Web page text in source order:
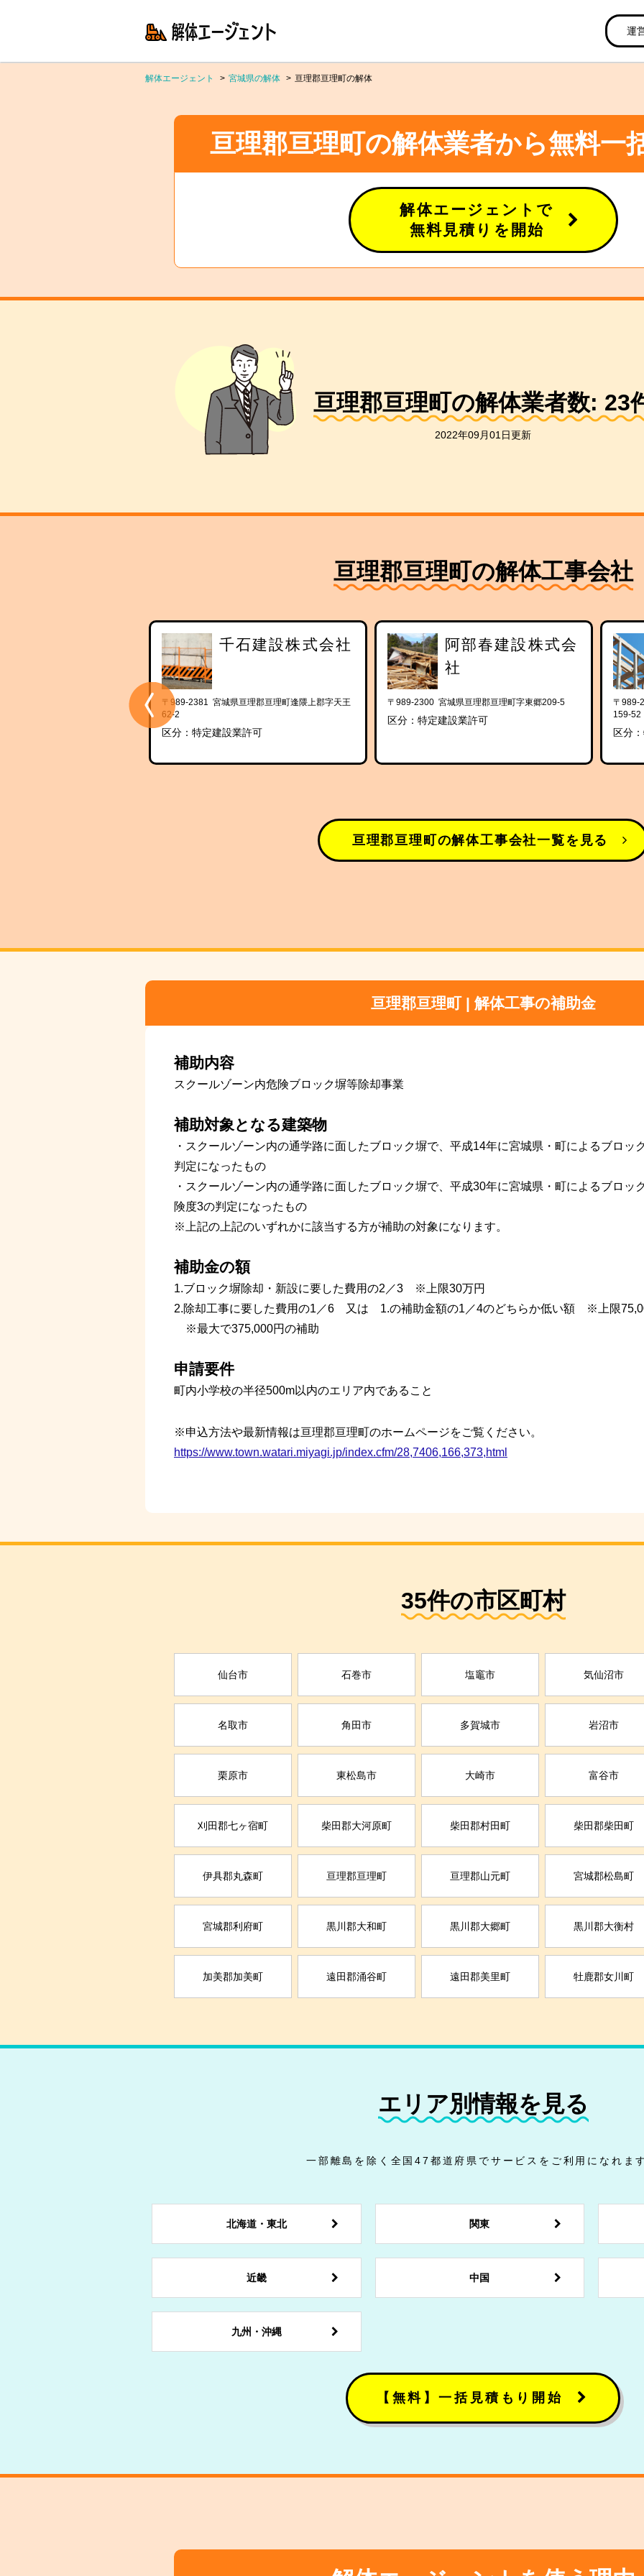
運
解体エージェント 宮城県の解体 亘理郡亘理町の解体
亘理郡亘理町の解体業者から無料一
解体エージェントで
無料見積りを開始
亘理郡亘理町の解体業者数: 23
2022年09月01日更新
亘理郡亘理町の解体工事会社
千石建設株式会社
〒989-2381 宮城県亘理郡亘理町逢隈上郡字天王
62-2
区分：特定建設業許可
阿部春建設株式会
社
〒989-2300 宮城県亘理郡亘理町字東郷209-5
区分：特定建設業許可
〒989-
159-52
区分
亘理郡亘理町の解体工事会社一覧を見る
亘理郡亘理町 | 解体工事の補助金
補助内容
スクールゾーン内危険ブロック塀等除却事業
補助対象となる建築物
・スクールゾーン内の通学路に面したブロック塀で、平成14年に宮城県・町によるブロッ
判定になったもの
・スクールゾーン内の通学路に面したブロック塀で、平成30年に宮城県・町によるブロッ
険度3の判定になったもの
※上記の上記のいずれかに該当する方が補助の対象になります。
補助金の額
1.ブロック塀除却・新設に要した費用の2／3 ※上限30万円
2.除却工事に要した費用の1／6 又は 1.の補助金額の1／4のどちらか低い額 ※上限
※最大で375,000円の補助
申請要件
町内小学校の半径500m以内のエリア内であること
※申込方法や最新情報は亘理郡亘理町のホームページをご覧ください。
https://www.town.watari.miyagi.jp/index.cfm/28,7406,166,373,html
35件の市区町村
仙台市 石巻市 塩竈市 気仙沼市
名取市 角田市 多賀城市 岩沼市
栗原市 東松島市 大崎市 富谷市
刈田郡七ヶ宿町 柴田郡大河原町 柴田郡村田町 柴田郡柴田町
伊具郡丸森町 亘理郡亘理町 亘理郡山元町 宮城郡松島町
宮城郡利府町 黒川郡大和町 黒川郡大郷町 黒川郡大衡村
加美郡加美町 遠田郡涌谷町 遠田郡美里町 牡鹿郡女川町
エリア別情報を見る
一部離島を除く全国47都道府県でサービスをご利用になれま
北海道・東北 関東
近畿 中国
九州・沖縄
【無料】一括見積もり開始